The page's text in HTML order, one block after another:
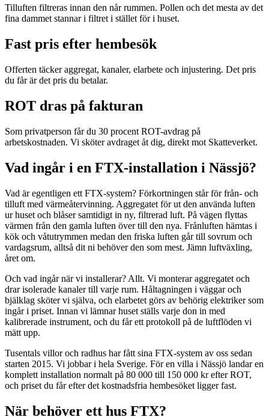
Tilluften filtreras innan den når rummen. Pollen och det mesta av det
fina dammet stannar i filtret i stället för i huset.
Fast pris efter hembesök
Offerten täcker aggregat, kanaler, elarbete och injustering. Det pris
du får är det pris du betalar.
ROT dras på fakturan
Som privatperson får du 30 procent ROT-avdrag på
arbetskostnaden. Vi sköter avdraget åt dig, direkt mot Skatteverket.
Vad ingår i en FTX-installation i Nässjö?
Vad är egentligen ett FTX-system? Förkortningen står för från- och
tilluft med värmeåtervinning. Aggregatet för ut den använda luften
ur huset och blåser samtidigt in ny, filtrerad luft. På vägen flyttas
värmen från den gamla luften över till den nya. Frånluften hämtas i
kök och våtutrymmen medan den friska luften går till sovrum och
vardagsrum, alltså dit ni behöver den som mest. Jämn luftväxling,
året om.
Och vad ingår när vi installerar? Allt. Vi monterar aggregatet och
drar isolerade kanaler till varje rum. Håltagningen i väggar och
bjälklag sköter vi själva, och elarbetet görs av behörig elektriker som
ingår i priset. Innan vi lämnar huset ställs varje don in med
kalibrerade instrument, och du får ett protokoll på de luftflöden vi
mätt upp.
Tusentals villor och radhus har fått sina FTX-system av oss sedan
starten 2015. Vi jobbar i hela Sverige. För en villa i Nässjö landar en
komplett installation normalt på 80 000 till 150 000 kr efter ROT,
och priset du får efter det kostnadsfria hembesöket ligger fast.
När behöver ett hus FTX?